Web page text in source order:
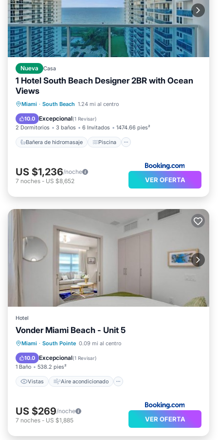
Nueva Casa
1 Hotel South Beach Designer 2BR with Ocean
Views
Miami · South Beach 1.24 mi al centro
10.0 Excepcional(1 Revisar)
2 Dormitorios 3 baños 6 Invitados 1474.66 pies²
Bañera de hidromasaje Piscina
Bañera de hidromasaje
Balcón/Terraza
US $1,236/noche
7 noches - US $8,652 VER OFERTA
Hotel
Vonder Miami Beach - Unit 5
Miami · South Pointe 0.09 mi al centro
10.0 Excepcional(1 Revisar)
1 Baño 538.2 pies²
Vistas Aire acondicionado
Vistas Aire acondicionado
Apto para niños
US $269/noche
7 noches - US $1,885 VER OFERTA